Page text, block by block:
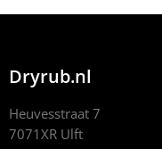
Dryrub.nl
Heuvesstraat 7
7071XR Ulft